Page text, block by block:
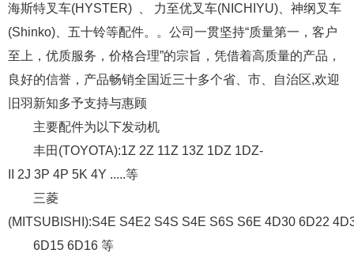
海斯特叉车(HYSTER) 、 力至优叉车(NICHIYU)、神纲叉车
(Shinko)、五十铃等配件。。公司一贯坚持“质量第一，客户
至上，优质服务，价格合理”的宗旨，凭借着高质量的产品，
良好的信誉，产品畅销全国近三十多个省、市、自治区,欢迎
旧羽新知多予支持与惠顾
主要配件为以下发动机
丰田(TOYOTA):1Z 2Z 11Z 13Z 1DZ 1DZ-
II 2J 3P 4P 5K 4Y .....等
三菱
(MITSUBISHI):S4E S4E2 S4S S4E S6S S6E 4D30 6D22
6D15 6D16 等